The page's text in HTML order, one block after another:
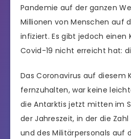
Pandemie auf der ganzen
Millionen von Menschen auf
infiziert. Es gibt jedoch einen
Covid-19 nicht erreicht hat:
Das Coronavirus auf diesem
fernzuhalten, war keine
die Antarktis jetzt mitten im
der Jahreszeit, in der die
und des Militärpersonals auf